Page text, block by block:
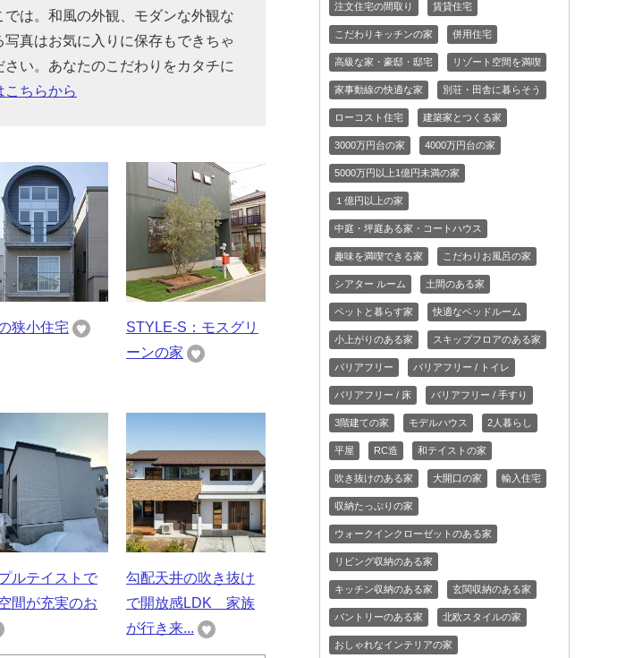
は。和風の外観、モダンな外観な
真はお気に入りに保存もできちゃ
い。あなたのこだわりをカタチに
こちらから
狭小住宅
STYLE-S：モスグリ
ーンの家
ルテイストで
間が充実のお
勾配天井の吹き抜け
で開放感LDK 家族
が行き来...
注文住宅の間取り 賃貸住宅
こだわりキッチンの家 併用住宅
高級な家・豪邸・邸宅 リゾート空間を満喫
家事動線の快適な家 別荘・田舎に暮らそう
ローコスト住宅 建築家とつくる家
3000万円台の家 4000万円台の家
5000万円以上1億円未満の家
１億円以上の家
中庭・坪庭ある家・コートハウス
趣味を満喫できる家 こだわりお風呂の家
シアター ルーム 土間のある家
ペットと暮らす家 快適なベッドルーム
小上がりのある家 スキップフロアのある家
バリアフリー バリアフリー / トイレ
バリアフリー / 床 バリアフリー / 手すり
3階建ての家 モデルハウス 2人暮らし
平屋 RC造 和テイストの家
吹き抜けのある家 大開口の家 輸入住宅
収納たっぷりの家
ウォークインクローゼットのある家
リビング収納のある家
キッチン収納のある家 玄関収納のある家
パントリーのある家 北欧スタイルの家
おしゃれなインテリアの家